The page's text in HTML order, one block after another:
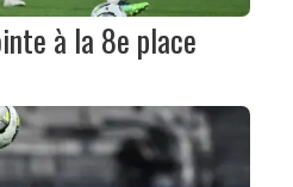
à la 8e place